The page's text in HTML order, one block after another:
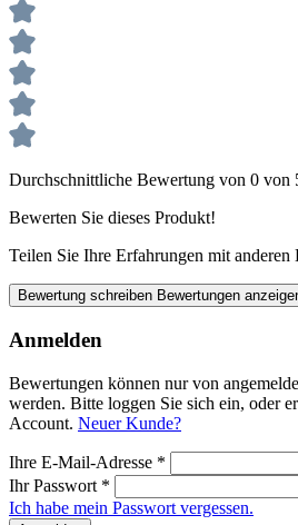
Durchschnittliche Bewertung von 0 von
Bewerten Sie dieses Produkt!
Teilen Sie Ihre Erfahrungen mit anderen
Bewertung schreiben Bewertungen
Anmelden
Bewertungen können nur von
werden. Bitte loggen Sie sich ein, oder
Account. Neuer Kunde?
Ihre E-Mail-Adresse *
Ihr Passwort *
Ich habe mein Passwort vergessen.